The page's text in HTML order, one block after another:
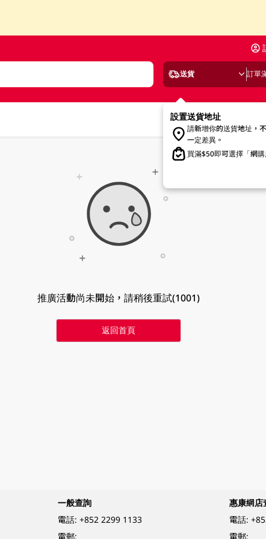
送貨 訂單
設置送貨地址
請新增你的送貨地址，
一定差異。
買滿$50即可選擇「網
推廣活動尚未開始，請稍後重試(1001)
返回首頁
一般查詢
電話: +852 2299 1133
電郵:
惠康網店
電話:
電郵: